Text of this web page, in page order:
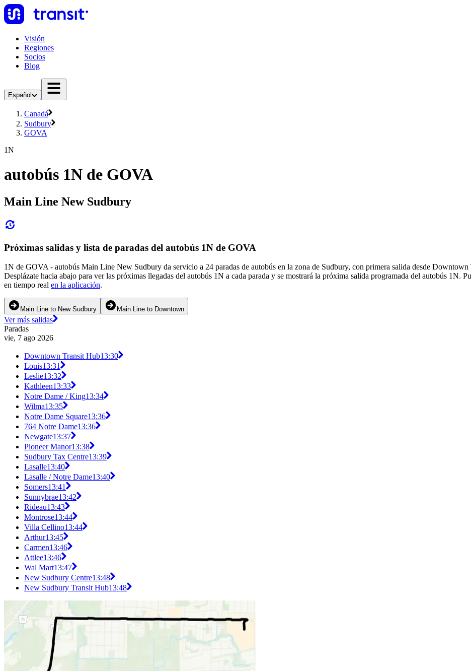
Visión
Regiones
Socios
Blog
Español
Canadá
Sudbury
GOVA
1N
autobús 1N de GOVA
Main Line New Sudbury
Próximas salidas y lista de paradas del autobús 1N de GOVA
1N de GOVA - autobús Main Line New Sudbury da servicio a 24 paradas de autobús en la zona de Sudbury, con primera salida desde
Desplázate hacia abajo para ver las próximas llegadas del autobús 1N a cada parada y se mostrará la próxima salida programada del autobús 1N.
en tiempo real en la aplicación.
Main Line to New Sudbury Main Line to Downtown
Ver más salidas
Paradas
vie, 7 ago 2026
Downtown Transit Hub13:30
Louis13:31
Leslie13:32
Kathleen13:33
Notre Dame / King13:34
Wilma13:35
Notre Dame Square13:36
764 Notre Dame13:36
Newgate13:37
Pioneer Manor13:38
Sudbury Tax Centre13:39
Lasalle13:40
Lasalle / Notre Dame13:40
Somers13:41
Sunnybrae13:42
Rideau13:43
Montrose13:44
Villa Cellino13:44
Arthur13:45
Carmen13:46
Attlee13:46
Wal Mart13:47
New Sudbury Centre13:48
New Sudbury Transit Hub13:48